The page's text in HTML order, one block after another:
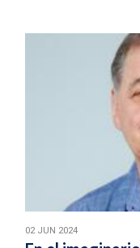
02 JUN 2024